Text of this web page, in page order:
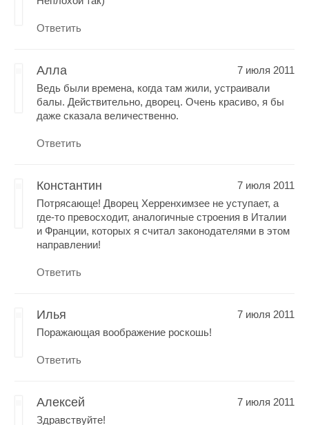
Ответить
Алла
7 июля 2011
Ведь были времена, когда там жили, устраивали
балы. Действительно, дворец. Очень красиво, я бы
даже сказала величественно.
Ответить
Константин
7 июля 2011
Потрясающе! Дворец Херренхимзее не уступает, а
где-то превосходит, аналогичные строения в Италии
и Франции, которых я считал законодателями в этом
направлении!
Ответить
Илья
7 июля 2011
Поражающая воображение роскошь!
Ответить
Алексей
7 июля 2011
Здравствуйте!